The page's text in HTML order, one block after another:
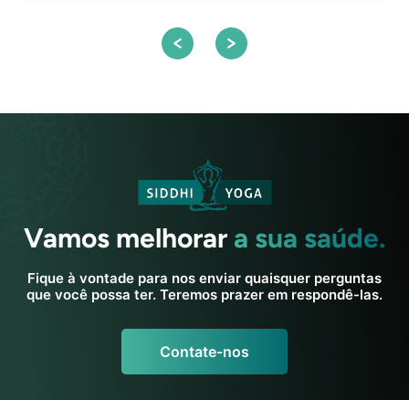
Vamos melhorar a sua saúde.
Fique à vontade para nos enviar quaisquer perguntas
que você possa ter. Teremos prazer em respondê-las.
Contate-nos